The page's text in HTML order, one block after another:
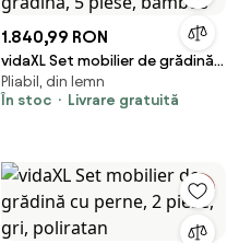
1.840,99 RON
vidaXL Set mobilier de grădină,
5 piese, bambus
Pliabil, din lemn
În stoc
Livrare gratuită